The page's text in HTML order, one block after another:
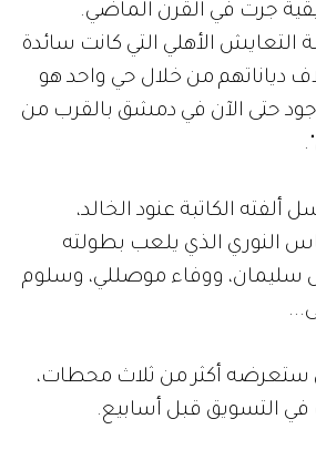
جرت في القرن الماضي.
الأهلي التي كانت سائدة
دياناتهم من خلال حي واحد هو
حتى الآن في دمشق بالقرب من
ألفته الكاتبة عنود الخالد،
النوري الذي يلعب بطولته
سليمان، ووفاء موصللي، وسلوم
ستعرضه أكثر من ثلاث محطات،
التسويق قبل أسابيع.